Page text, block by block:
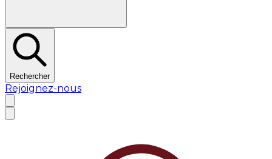
Rechercher
Rejoignez-nous